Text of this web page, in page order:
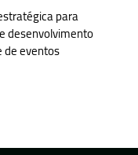
para
desenvolvimento
eventos